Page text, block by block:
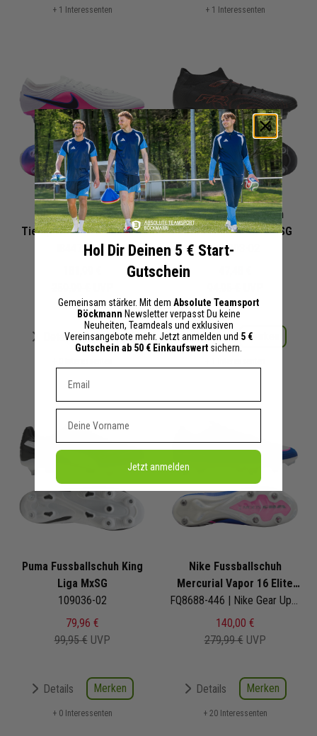
+ 1 Interessenten + 1 Interessenten
Nike Fussballschuh
Tiempo Maestro Elite SG
Pro
IB4472-146
Details Merken
Puma Fussballschuh
FUTURE 9 MATCH MxSG
108903-02
Details Merken
Puma Fussballschuh King
Liga MxSG
109036-02
79,96 €
99,95 € UVP
Details Merken
+ 0 Interessenten
Nike Fussballschuh
Mercurial Vapor 16 Elite
SG Pro
FQ8688-446 | Nike Gear Up Pack
140,00 €
279,99 € UVP
Details Merken
+ 20 Interessenten
Hol Dir Deinen 5 € Start-
Gutschein
Gemeinsam stärker. Mit dem Absolute Teamsport
Böckmann Newsletter verpasst Du keine
Neuheiten, Teamdeals und exklusiven
Vereinsangebote mehr. Jetzt anmelden und 5 €
Gutschein ab 50 € Einkaufswert sichern.
Jetzt anmelden